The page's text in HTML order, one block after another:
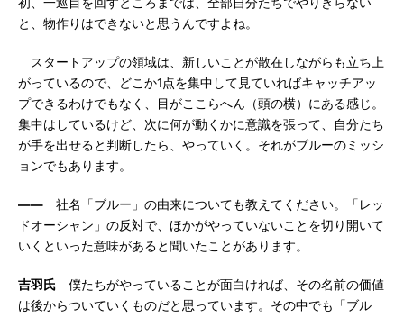
と、物作りはできないと思うんですよね。
スタートアップの領域は、新しいことが散在しながらも立ち上
がっているので、どこか1点を集中して見ていればキャッチアッ
プできるわけでもなく、目がここらへん（頭の横）にある感じ。
集中はしているけど、次に何が動くかに意識を張って、自分たち
が手を出せると判断したら、やっていく。それがブルーのミッシ
ョンでもあります。
―― 社名「ブルー」の由来についても教えてください。「レッ
ドオーシャン」の反対で、ほかがやっていないことを切り開いて
いくといった意味があると聞いたことがあります。
吉羽氏 僕たちがやっていることが面白ければ、その名前の価値
は後からついていくものだと思っています。その中でも「ブル